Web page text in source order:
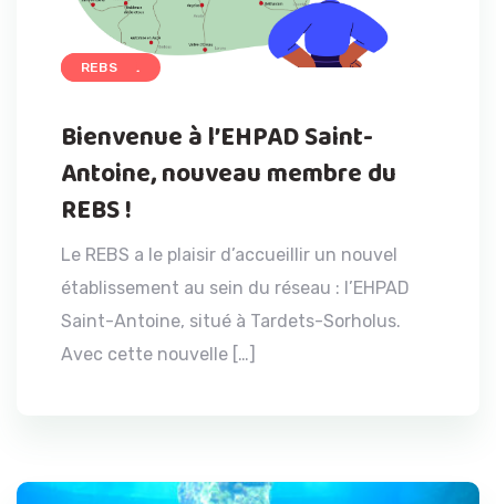
ACCUEIL
REBS
Bienvenue à l’EHPAD Saint-
Antoine, nouveau membre du
REBS !
Le REBS a le plaisir d’accueillir un nouvel
établissement au sein du réseau : l’EHPAD
Saint-Antoine, situé à Tardets-Sorholus.
Avec cette nouvelle […]